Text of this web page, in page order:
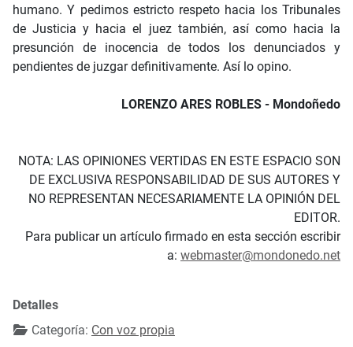
humano. Y pedimos estricto respeto hacia los Tribunales
de Justicia y hacia el juez también, así como hacia la
presunción de inocencia de todos los denunciados y
pendientes de juzgar definitivamente. Así lo opino.
LORENZO ARES ROBLES - Mondoñedo
NOTA: LAS OPINIONES VERTIDAS EN ESTE ESPACIO SON
DE EXCLUSIVA RESPONSABILIDAD DE SUS AUTORES Y
NO REPRESENTAN NECESARIAMENTE LA OPINIÓN DEL
EDITOR.
Para publicar un artículo firmado en esta sección escribir
a: webmaster@mondonedo.net
Detalles
Categoría: Con voz propia